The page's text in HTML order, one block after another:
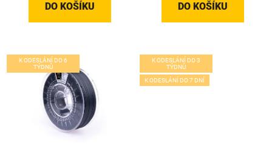
DO KOŠÍKU DO KOŠÍKU
K ODESLÁNÍ DO 6
TÝDNŮ
K ODESLÁNÍ DO 3
TÝDNŮ
K ODESLÁNÍ DO 7 DNÍ